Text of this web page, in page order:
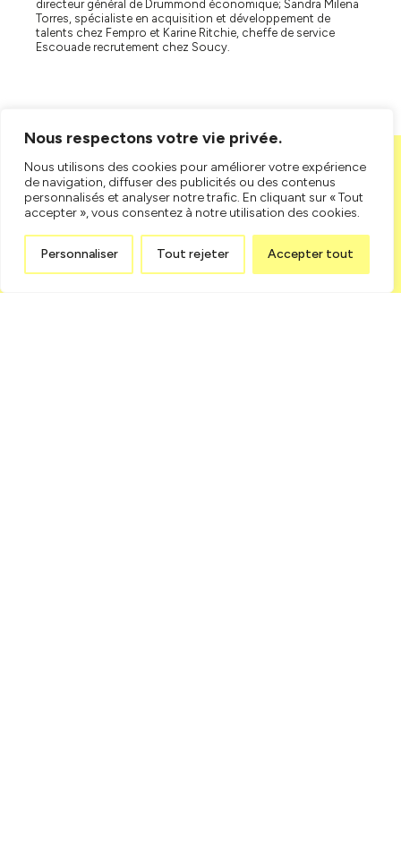
Nous respectons votre vie privée.
Nous utilisons des cookies pour améliorer votre expérience
de navigation, diffuser des publicités ou des contenus
personnalisés et analyser notre trafic. En cliquant sur « Tout
accepter », vous consentez à notre utilisation des cookies.
Personnaliser Tout rejeter Accepter tout
directeur général de Drummond économique; Sandra Milena
Torres, spécialiste en acquisition et développement de
talents chez Fempro et Karine Ritchie, cheffe de service
Escouade recrutement chez Soucy.
Online
proposal
Has your reading sparked the idea of hosting your big moment
at Centrexpo Promutuel Assurances ? Simply fill out the online
form,
and we'll reach out to you as soon as possible !